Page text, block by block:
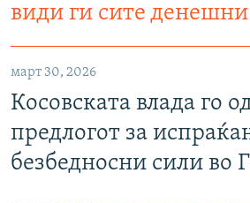
види ги сите денешни
март 30, 2026
Косовската влада го
предлогот за
безбедносни сили во